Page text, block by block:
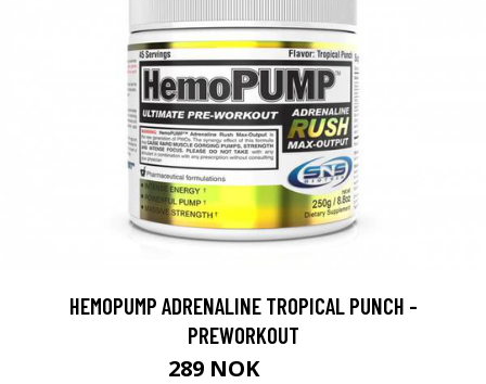
HEMOPUMP ADRENALINE TROPICAL PUNCH -
PREWORKOUT
289 NOK